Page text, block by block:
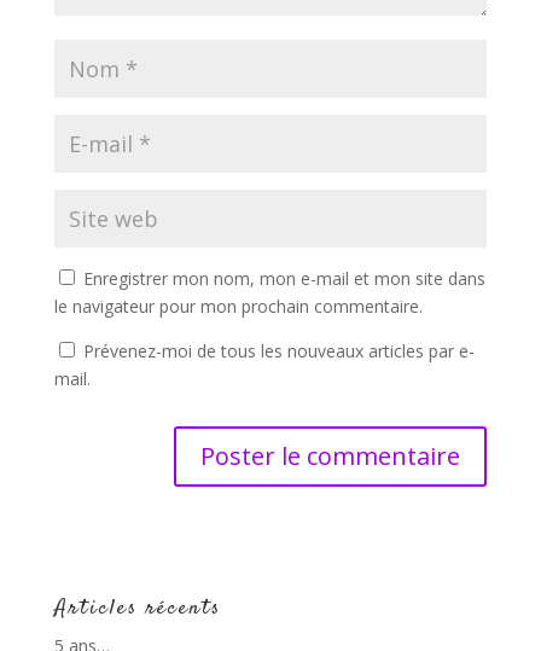
Enregistrer mon nom, mon e-mail et mon site dans
le navigateur pour mon prochain commentaire.
Prévenez-moi de tous les nouveaux articles par e-
mail.
Articles récents
5 ans…